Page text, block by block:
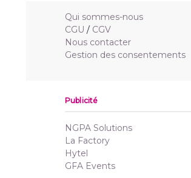
Qui sommes-nous
CGU / CGV
Nous contacter
Gestion des consentements
Publicité
NGPA Solutions
La Factory
Hytel
GFA Events